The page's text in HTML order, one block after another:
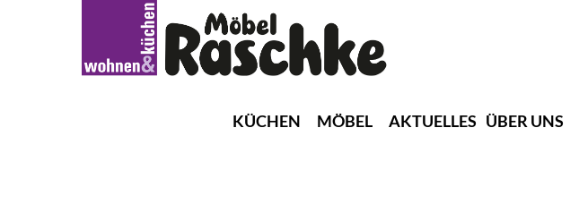
KÜCHEN MÖBEL AKTUELLES ÜBER UNS